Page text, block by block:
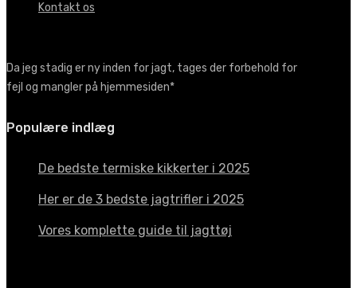
Kontakt os
Da jeg stadig er ny inden for jagt, tages der forbehold for
fejl og mangler på hjemmesiden*
Populære indlæg
De bedste termiske kikkerter i 2025
Her er de 3 bedste jagtrifler i 2025
Vores komplette guide til jagttøj